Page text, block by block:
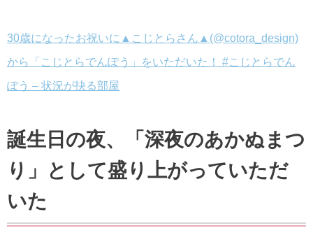
30歳になったお祝いに▲こじとらさん▲(@cotora_design)
から「こじとらでんぽう」をいただいた！ #こじとらでん
ぽう – 状況が抉る部屋
誕生日の夜、「深夜のあかぬまつ
り」として盛り上がっていただ
いた